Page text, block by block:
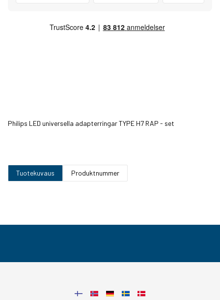
Philips LED universella adapterringar TYPE H7 RAP - set
Tuotekuvaus Produktnummer